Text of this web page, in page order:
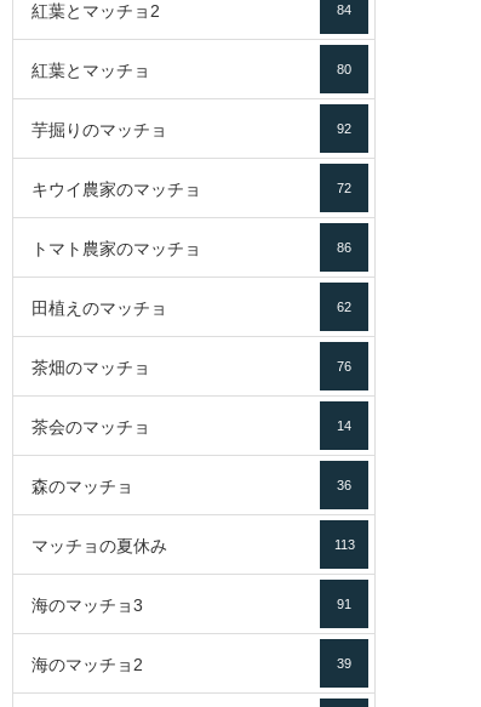
紅葉とマッチョ2 84
紅葉とマッチョ 80
芋掘りのマッチョ 92
キウイ農家のマッチョ 72
トマト農家のマッチョ 86
田植えのマッチョ 62
茶畑のマッチョ 76
茶会のマッチョ 14
森のマッチョ 36
マッチョの夏休み 113
海のマッチョ3 91
海のマッチョ2 39